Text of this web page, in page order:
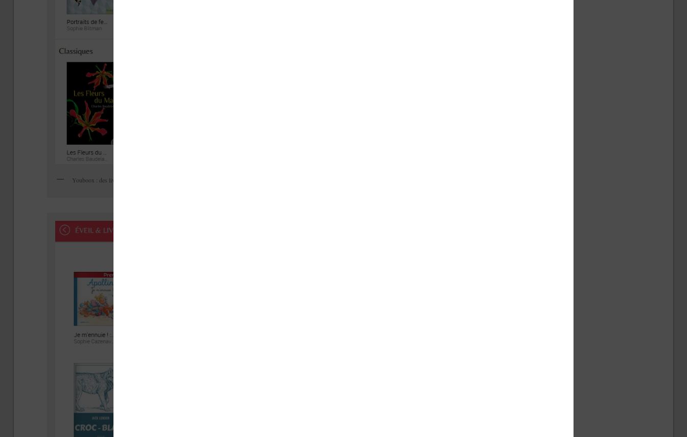
Youboox : des livres numériques pour le collège